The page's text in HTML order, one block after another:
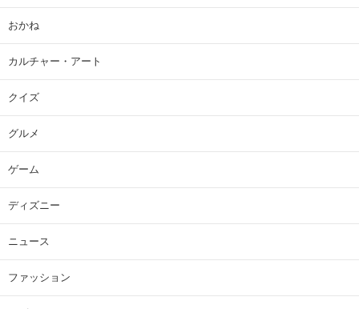
おかね
カルチャー・アート
クイズ
グルメ
ゲーム
ディズニー
ニュース
ファッション